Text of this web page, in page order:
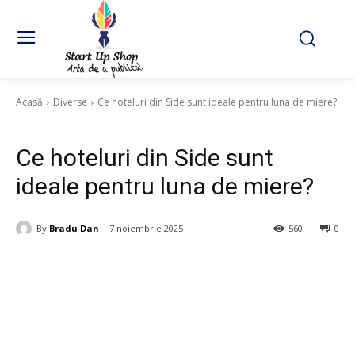
Acasă Diverse Ce hoteluri din Side sunt ideale pentru luna de miere?
Ce hoteluri din Side sunt
ideale pentru luna de miere?
By Bradu Dan 7 noiembrie 2025 0
560